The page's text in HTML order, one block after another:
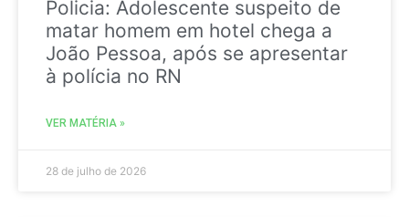
Policia: Adolescente suspeito de
matar homem em hotel chega a
João Pessoa, após se apresentar
à polícia no RN
VER MATÉRIA »
28 de julho de 2026